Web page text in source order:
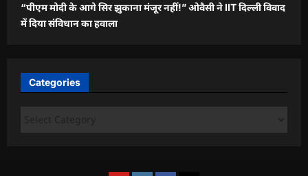
“पीएम मोदी के आगे सिर झुकाना मंजूर नहीं!” ओवैसी ने IIT दिल्ली विवाद
में दिया संविधान का हवाला
Categories